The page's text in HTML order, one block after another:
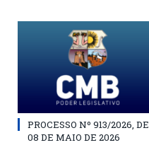
PROCESSO Nº 913/2026, DE
08 DE MAIO DE 2026